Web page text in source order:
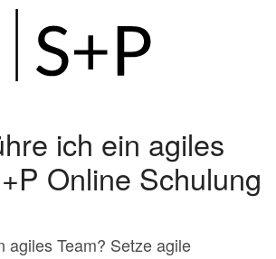
ich ein agiles
Online Schulung
agiles Team? Setze agile